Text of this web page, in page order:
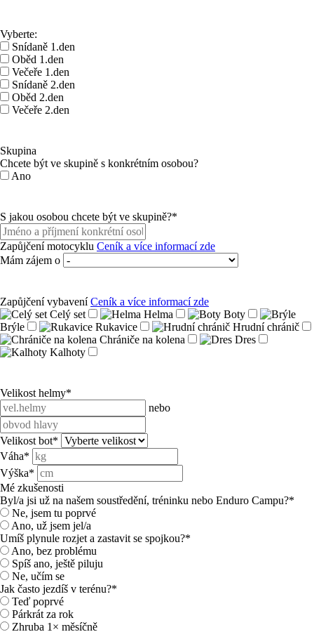
Vyberte:
Snídaně 1.den
Oběd 1.den
Večeře 1.den
Snídaně 2.den
Oběd 2.den
Večeře 2.den
Skupina
Chcete být ve skupině s konkrétním osobou?
Ano
S jakou osobou chcete být ve skupině?*
Zapůjčení motocyklu Ceník a více informací zde
Mám zájem o
Zapůjčení vybaveníCeník a více informací zde
Celý set
Helma
Boty
Brýle
Rukavice
Hrudní chránič
Chrániče na kolena
Dres
Kalhoty
Velikost helmy*
nebo
Velikost bot*
Váha*
Výška*
Mé zkušenosti
Byl/a jsi už na našem soustředění, tréninku nebo Enduro Campu?*
Ne, jsem tu poprvé
Ano, už jsem jel/a
Umíš plynule rozjet a zastavit se spojkou?*
Ano, bez problému
Spíš ano, ještě piluju
Ne, učím se
Jak často jezdíš v terénu?*
Teď poprvé
Párkrát za rok
Zhruba 1× měsíčně